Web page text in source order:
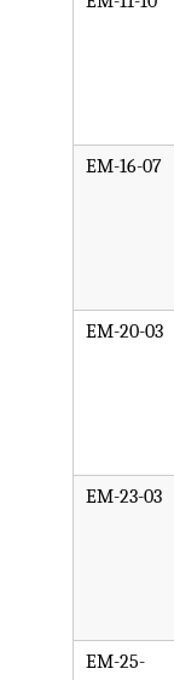
EM-16-07
EM-20-03
EM-23-03
EM-25-